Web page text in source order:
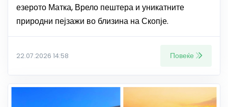
езерото Матка, Врело пештера и уникатните
природни пејзажи во близина на Скопје.
22.07.2026 14:58 Повеќе